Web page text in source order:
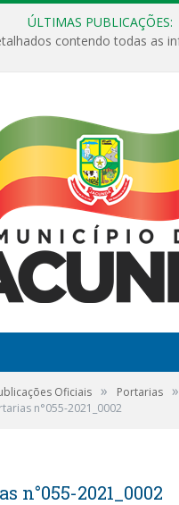
ÚLTIMAS PUBLICAÇÕES:
Oficiais » Portarias »
n°055-2021_0002
n°055-2021_0002